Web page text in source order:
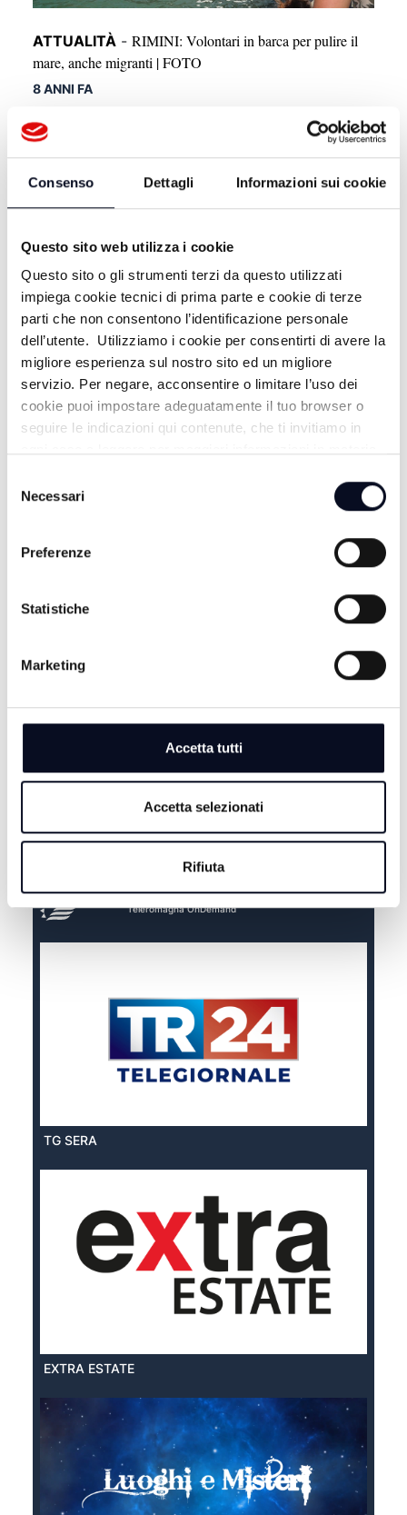
Consenso Dettagli Informazioni sui cookie
Questo sito web utilizza i cookie
Questo sito o gli strumenti terzi da questo utilizzati
impiega cookie tecnici di prima parte e cookie di terze
parti che non consentono l’identificazione personale
dell’utente. Utilizziamo i cookie per consentirti di avere la
migliore esperienza sul nostro sito ed un migliore
servizio. Per negare, acconsentire o limitare l’uso dei
cookie puoi impostare adeguatamente il tuo browser o
seguire le indicazioni qui contenute, che ti invitiamo in
delNecessari
Preferenze
Statistiche
Marketing
Accetta tutti
Accetta selezionati
Rifiuta
ATTUALITÀ - RIMINI: Volontari in barca per pulire il
mare, anche migranti | FOTO
8 ANNI FA
ATTUALITÀ-RIMINI: Avvio scuole, Comune
“Inaccettabile copertura vaccinale dell’84%”
8 ANNI FA
Teleromagna OnDemand
TG SERA
EXTRA ESTATE